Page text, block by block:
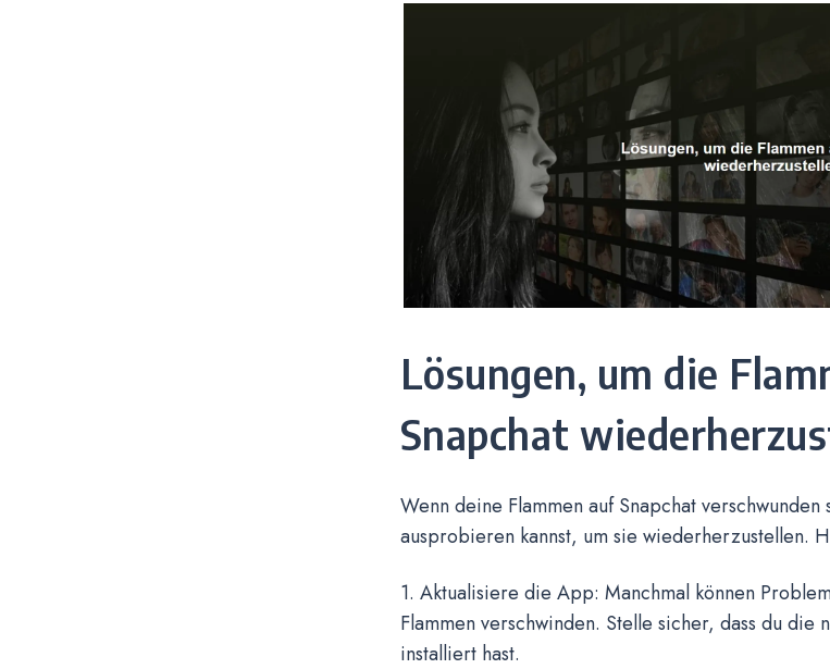
Lösungen, um die
Snapchat
Wenn deine Flammen auf Snapchat
ausprobieren kannst, um sie wiederherzustellen.
1. Aktualisiere die App: Manchmal können
Flammen verschwinden. Stelle sicher, dass du die
installiert hast.